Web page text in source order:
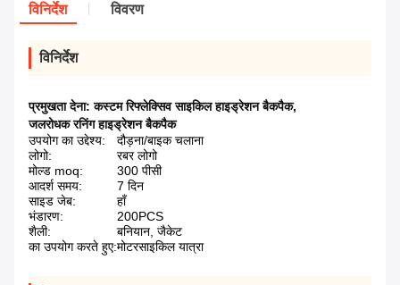
विनिर्देश विवरण
विनिर्देश
प्रमुखता देना:कस्टम रिफ्लेक्सिव साइकिल हाइड्रेशन बैकपैक,
जलरोधक रनिंग हाइड्रेशन बैकपैक
उपयोग का उद्देश्य:
दौड़ना/बाइक चलाना
लोगो:
रबर लोगो
मोल्ड moq:
300 पीसी
आदर्श समय:
7 दिन
साइड जेब:
हाँ
भंडारण:
200PCS
शैली:
बनियान, जैकेट
का उपयोग करते हुए:मोटरसाइकिल यात्रा